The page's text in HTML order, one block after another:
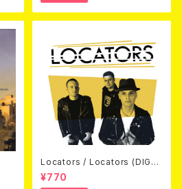
Locators / Locators (DIGPA
CK CD)
¥770